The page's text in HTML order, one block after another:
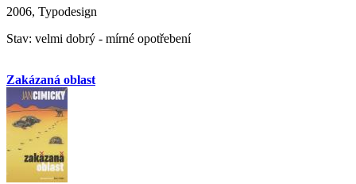
2006, Typodesign
Stav: velmi dobrý - mírné opotřebení
Zakázaná oblast